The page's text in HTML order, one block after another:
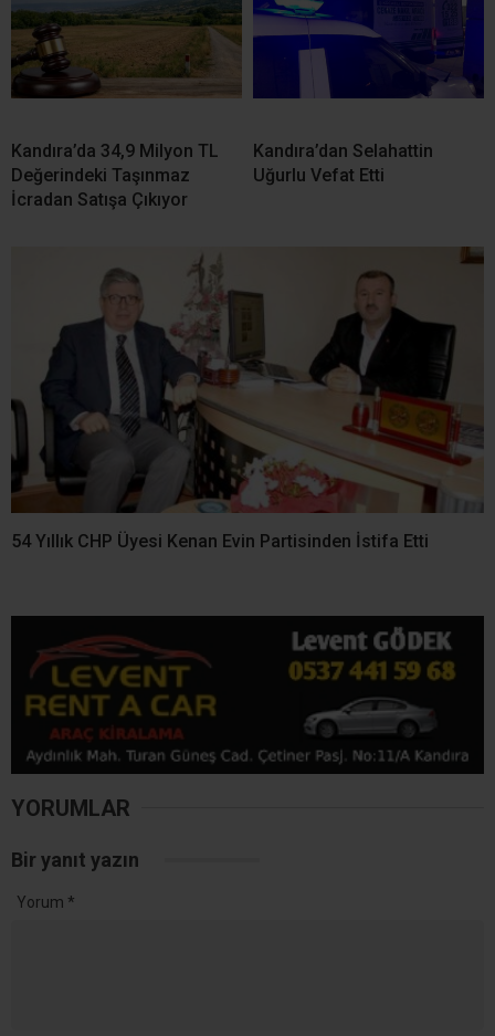
Kandıra’da 34,9 Milyon TL
Değerindeki Taşınmaz
İcradan Satışa Çıkıyor
Kandıra’dan Selahattin
Uğurlu Vefat Etti
54 Yıllık CHP Üyesi Kenan Evin Partisinden İstifa Etti
YORUMLAR
Bir yanıt yazın
Yorum *